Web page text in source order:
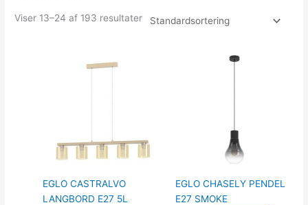
Viser 13–24 af 193 resultater
EGLO CASTRALVO
LANGBORD E27 5L
EGLO CHASELY PENDEL
E27 SMOKE